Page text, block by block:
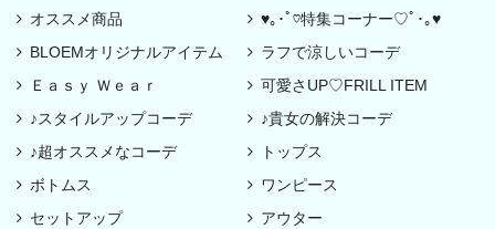
オススメ商品
♥｡･ﾟ♡特集コーナー♡ﾟ･｡♥
BLOEMオリジナルアイテム
ラフで涼しいコーデ
Ｅａｓｙ Ｗｅａｒ
可愛さUP♡FRILL ITEM
♪スタイルアップコーデ
♪貴女の解決コーデ
♪超オススメなコーデ
トップス
ボトムス
ワンピース
セットアップ
アウター